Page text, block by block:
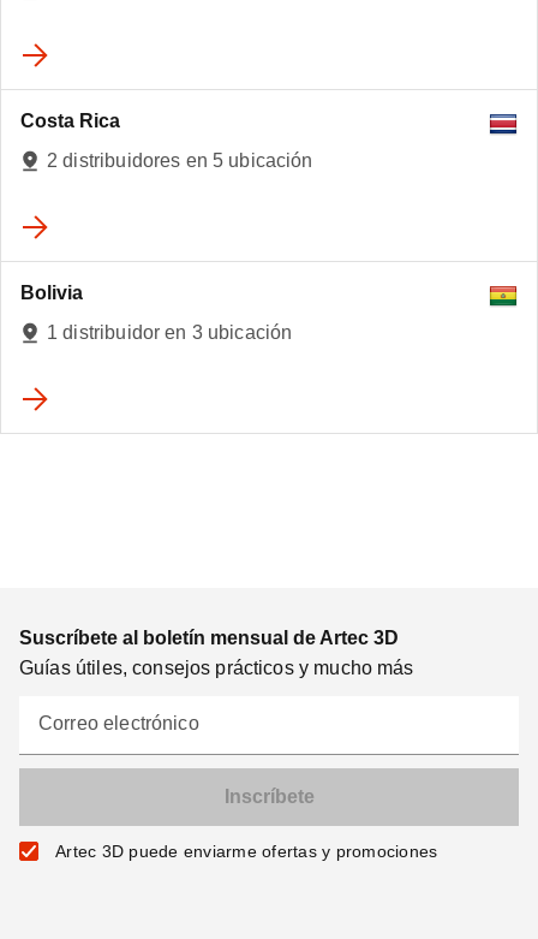
Costa Rica
2 distribuidores en 5 ubicación
Bolivia
1 distribuidor en 3 ubicación
Suscríbete al boletín mensual de Artec 3D
Guías útiles, consejos prácticos y mucho más
Correo electrónico
Artec 3D puede enviarme ofertas y promociones